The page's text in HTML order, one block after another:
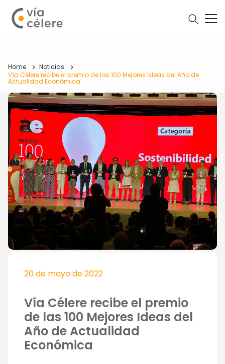
Home
Noticias
Vía Célere recibe el premio de las 100 Mejores Ideas del Año de
Actualidad Económica
20 de mayo de 2022
Vía Célere recibe el premio
de las 100 Mejores Ideas del
Año de Actualidad
Económica